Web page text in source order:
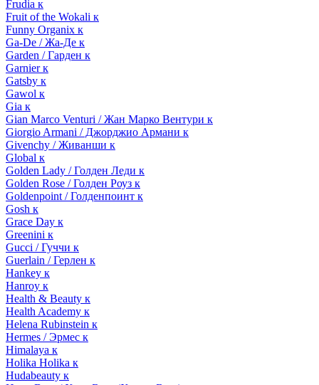
Frudia к
Fruit of the Wokali к
Funny Organix к
Ga-De / Жа-Де к
Garden / Гарден к
Garnier к
Gatsby к
Gawol к
Gia к
Gian Marco Venturi / Жан Марко Вентури к
Giorgio Armani / Джорджио Армани к
Givenchy / Живанши к
Global к
Golden Lady / Голден Леди к
Golden Rose / Голден Роуз к
Goldenpoint / Голденпоинт к
Gosh к
Grace Day к
Greenini к
Gucci / Гуччи к
Guerlain / Герлен к
Hankey к
Hanroy к
Health & Beauty к
Health Academy к
Helena Rubinstein к
Hermes / Эрмес к
Himalaya к
Holika Holika к
Hudabeauty к